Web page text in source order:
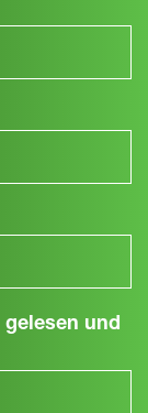
gelesen und